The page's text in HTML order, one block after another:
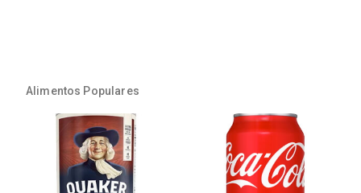
Alimentos Populares